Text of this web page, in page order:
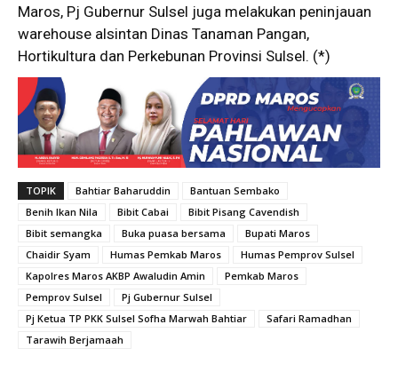
Maros, Pj Gubernur Sulsel juga melakukan peninjauan
warehouse alsintan Dinas Tanaman Pangan,
Hortikultura dan Perkebunan Provinsi Sulsel. (*)
TOPIK Bahtiar Baharuddin
Bantuan Sembako
Benih Ikan Nila
Bibit Cabai
Bibit Pisang Cavendish
Bibit semangka
Buka puasa bersama
Bupati Maros
Chaidir Syam
Humas Pemkab Maros
Humas Pemprov Sulsel
Kapolres Maros AKBP Awaludin Amin
Pemkab Maros
Pemprov Sulsel
Pj Gubernur Sulsel
Pj Ketua TP PKK Sulsel Sofha Marwah Bahtiar
Safari Ramadhan
Tarawih Berjamaah